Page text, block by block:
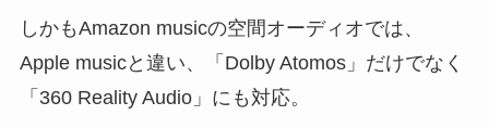
しかもAmazon musicの空間オーディオでは、
Apple musicと違い、「Dolby Atomos」だけでなく
「360 Reality Audio」にも対応。